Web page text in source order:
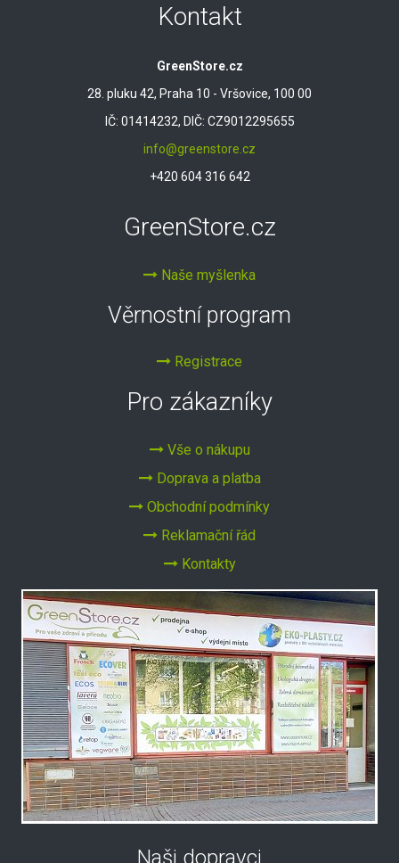
Kontakt
GreenStore.cz
28. pluku 42, Praha 10 - Vršovice, 100 00
IČ: 01414232, DIČ: CZ9012295655
info@greenstore.cz
+420 604 316 642
GreenStore.cz
Naše myšlenka
Věrnostní program
Registrace
Pro zákazníky
Vše o nákupu
Doprava a platba
Obchodní podmínky
Reklamační řád
Kontakty
Naši dopravci